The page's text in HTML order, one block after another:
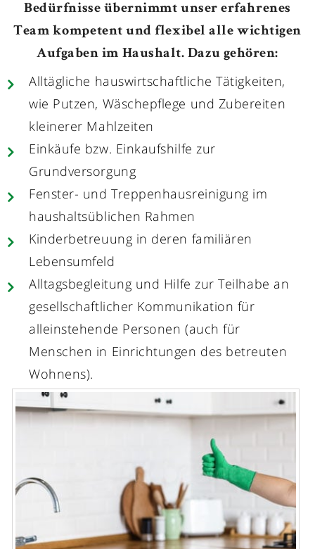
Bedürfnisse übernimmt unser erfahrenes
Team kompetent und flexibel alle wichtigen
Aufgaben im Haushalt. Dazu gehören:
Alltägliche hauswirtschaftliche Tätigkeiten,
wie Putzen, Wäschepflege und Zubereiten
kleinerer Mahlzeiten
Einkäufe bzw. Einkaufshilfe zur
Grundversorgung
Fenster- und Treppenhausreinigung im
haushaltsüblichen Rahmen
Kinderbetreuung in deren familiären
Lebensumfeld
Alltagsbegleitung und Hilfe zur Teilhabe an
gesellschaftlicher Kommunikation für
alleinstehende Personen (auch für
Menschen in Einrichtungen des betreuten
Wohnens).